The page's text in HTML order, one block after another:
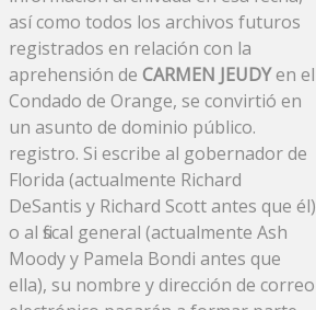
así como todos los archivos futuros
registrados en relación con la
aprehensión de CARMEN JEUDYen el
Condado de Orange, se convirtió en
un asunto de dominio público.
registro. Si escribe al gobernador de
Florida (actualmente Richard
DeSantis y Richard Scott antes que él)
o al fiscal general (actualmente Ash
Moody y Pamela Bondi antes que
ella), su nombre y dirección de correo